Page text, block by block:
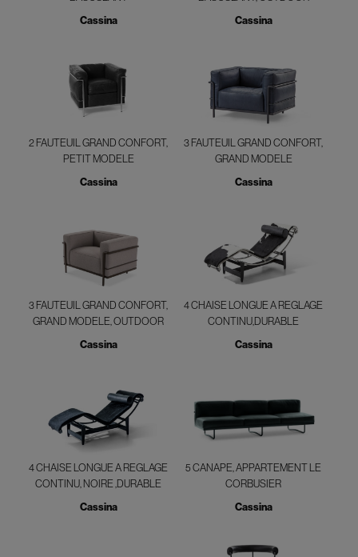
Cassina
Cassina
2 FAUTEUIL GRAND CONFORT,
PETIT MODELE
Cassina
3 FAUTEUIL GRAND CONFORT,
GRAND MODELE
Cassina
3 FAUTEUIL GRAND CONFORT,
GRAND MODELE, OUTDOOR
Cassina
4 CHAISE LONGUE A REGLAGE
CONTINU,DURABLE
Cassina
4 CHAISE LONGUE A REGLAGE
CONTINU, NOIRE ,DURABLE
Cassina
5 CANAPE, APPARTEMENT LE
CORBUSIER
Cassina